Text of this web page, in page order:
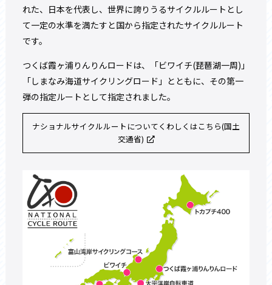
れた、日本を代表し、世界に誇りうるサイクルルートとし
て一定の水準を満たすと国から指定されたサイクルルート
です。
つくば霞ヶ浦りんりんロードは、「ビワイチ(琵琶湖一周)」
「しまなみ海道サイクリングロード」とともに、その第一
弾の指定ルートとして指定されました。
ナショナルサイクルルートについてくわしくはこちら(国土
交通省)